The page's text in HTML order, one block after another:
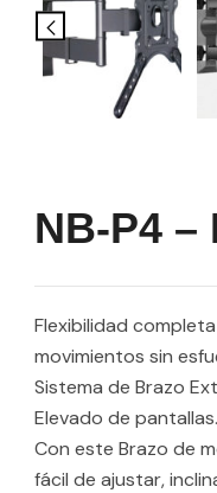
NB-P4 –
Flexibilidad
movimientos sin
Sistema de Brazo
Elevado de pantallas.
Con este Brazo de
fácil de ajustar,